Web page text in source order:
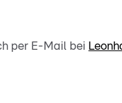
per E-Mail bei